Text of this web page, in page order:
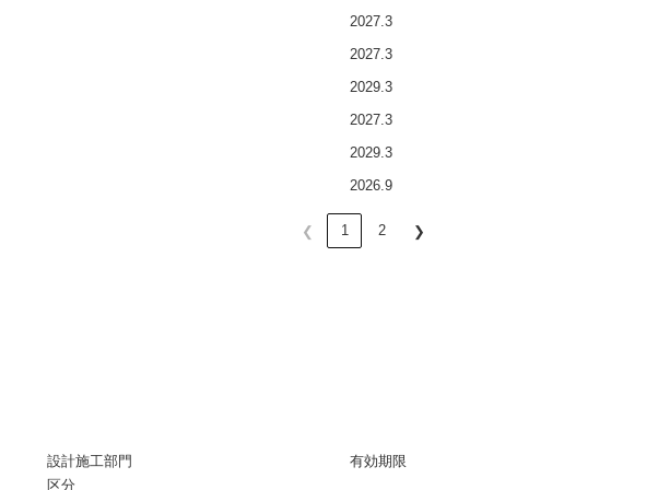
2027.3
2027.3
2029.3
2027.3
2029.3
2026.9
❮ 1 2 ❯
設計施工部門
区分
有効期限